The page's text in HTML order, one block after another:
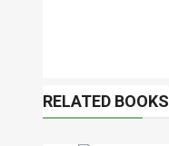
RELATED BOOKS